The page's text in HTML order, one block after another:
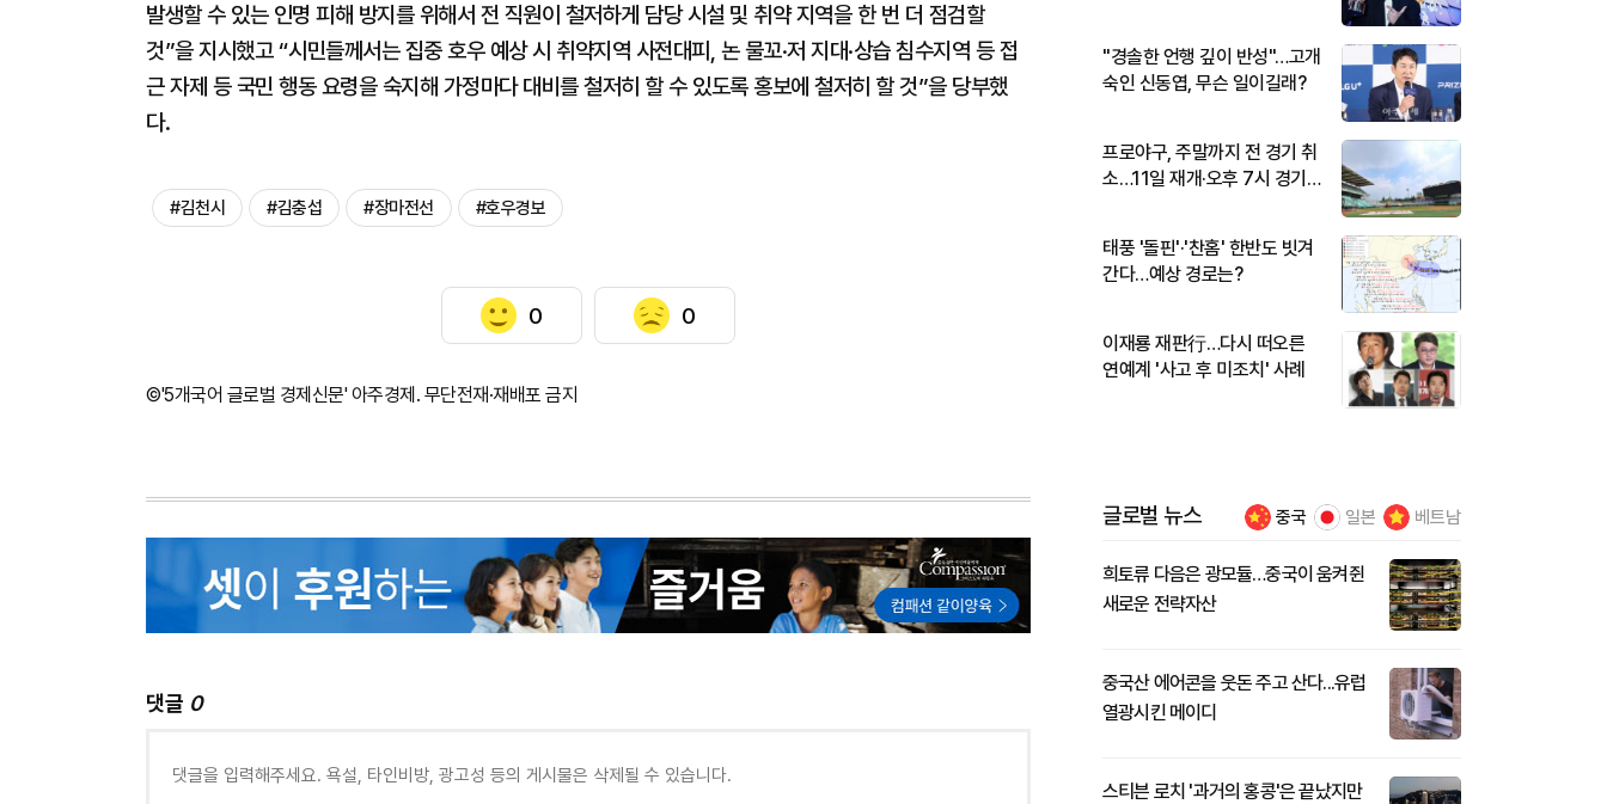
발생할 수 있는 인명 피해 방지를 위해서 전 직원이 철저하게 담당 시설 및 취약 지역을 한 번 더 점검할
것”을 지시했고 “시민들께서는 집중 호우 예상 시 취약지역 사전대피, 논 물꼬·저 지대·상습 침수지역 등 접
근 자제 등 국민 행동 요령을 숙지해 가정마다 대비를 철저히 할 수 있도록 홍보에 철저히 할 것”을 당부했
다.
#김천시 #김충섭 #장마전선 #호우경보
0 0
©'5개국어 글로벌 경제신문' 아주경제. 무단전재·재배포 금지
댓글 0
"경솔한 언행 깊이 반성"…고개
숙인 신동엽, 무슨 일이길래?
프로야구, 주말까지 전 경기 취
소…11일 재개·오후 7시 경기
태풍 '돌핀'·'찬홈' 한반도 빗겨
간다…예상 경로는?
이재룡 재판行…다시 떠오른
연예계 '사고 후 미조치' 사례
글로벌 뉴스 중국 일본 베트남
희토류 다음은 광모듈…중국이 움켜쥔
새로운 전략자산
중국산 에어콘을 웃돈 주고 산다...유럽
열광시킨 메이디
스티븐 로치 '과거의 홍콩'은 끝났지만